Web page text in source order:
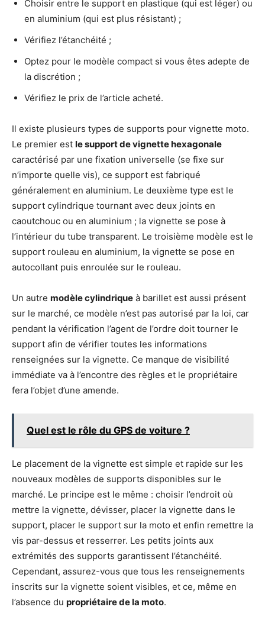
Choisir entre le support en plastique (qui est léger) ou
en aluminium (qui est plus résistant) ;
Vérifiez l’étanchéité ;
Optez pour le modèle compact si vous êtes adepte de
la discrétion ;
Vérifiez le prix de l’article acheté.
Il existe plusieurs types de supports pour vignette moto.
Le premier est le support de vignettehexagonale
caractérisé par une fixation universelle (se fixe sur
n’importe quelle vis), ce support est fabriqué
généralement en aluminium. Le deuxième type est le
support cylindrique tournant avec deux joints en
caoutchouc ou en aluminium ; la vignette se pose à
l’intérieur du tube transparent. Le troisième modèle est le
support rouleau en aluminium, la vignette se pose en
autocollant puis enroulée sur le rouleau.
Un autre modèle cylindrique à barillet est aussi présent
sur le marché, ce modèle n’est pas autorisé par la loi, car
pendant la vérification l’agent de l’ordre doit tourner le
support afin de vérifier toutes les informations
renseignées sur la vignette. Ce manque de visibilité
immédiate va à l’encontre des règles et le propriétaire
fera l’objet d’une amende.
Quel est le rôle du GPS de voiture ?
Le placement de la vignette est simple et rapide sur les
nouveaux modèles de supports disponibles sur le
marché. Le principe est le même : choisir l’endroit où
mettre la vignette, dévisser, placer la vignette dans le
support, placer le support sur la moto et enfin remettre la
vis par-dessus et resserrer. Les petits joints aux
extrémités des supports garantissent l’étanchéité.
Cependant, assurez-vous que tous les renseignements
inscrits sur la vignette soient visibles, et ce, même en
l’absence du propriétaire de la moto.